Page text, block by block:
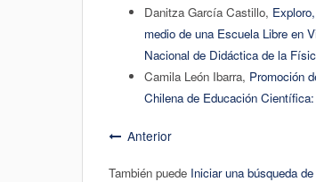
Danitza García Castillo,
medio de una Escuela Libre en
Nacional de Didáctica de la
Camila León Ibarra, Promoción
Chilena de Educación
Anterior
También puede Iniciar una búsqueda